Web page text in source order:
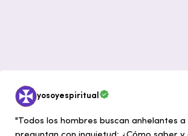
yosoyespiritual
"Todos los hombres buscan anhelantes a